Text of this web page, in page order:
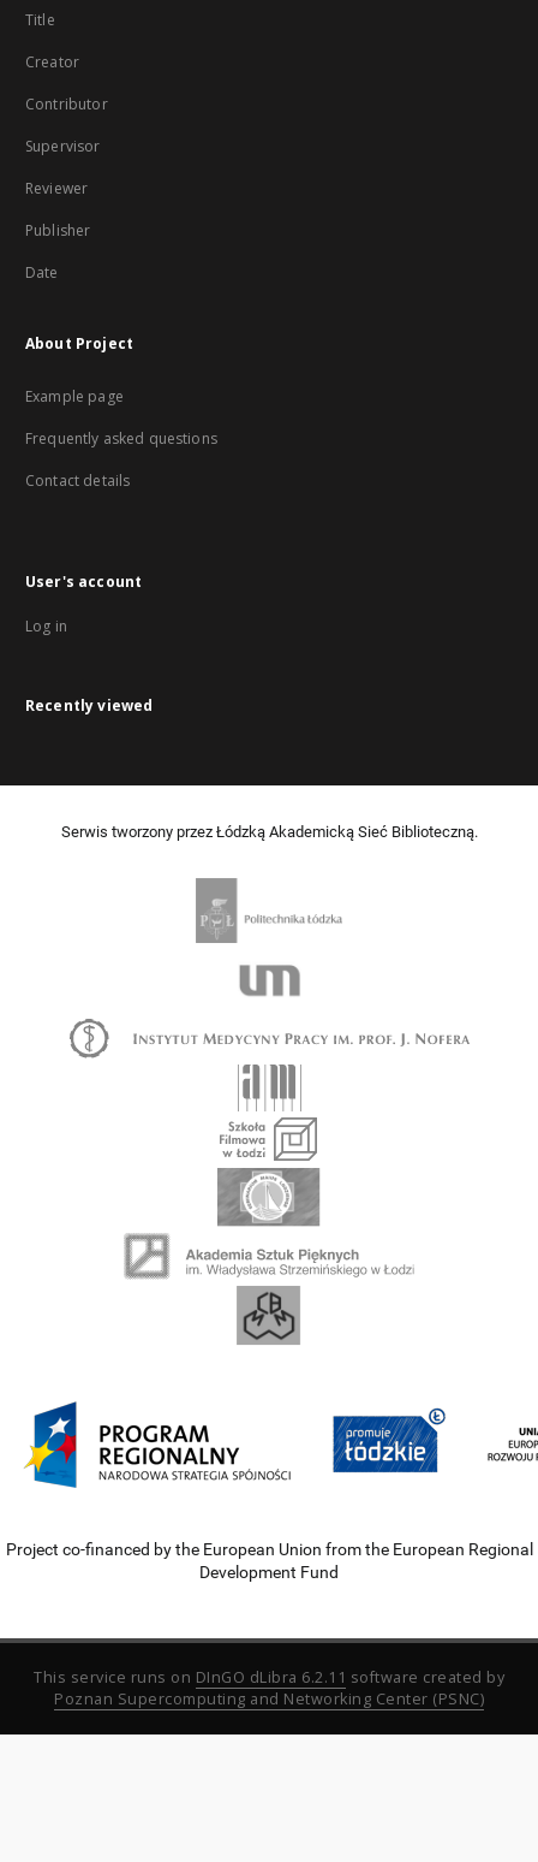
Title
Creator
Contributor
Supervisor
Reviewer
Publisher
Date
About Project
Example page
Frequently asked questions
Contact details
User's account
Log in
Recently viewed
Serwis tworzony przez Łódzką Akademicką Sieć Biblioteczną.
Project co-financed by the European Union from the European Regional
Development Fund
This service runs on DInGO dLibra 6.2.11 software created by
Poznan Supercomputing and Networking Center (PSNC)